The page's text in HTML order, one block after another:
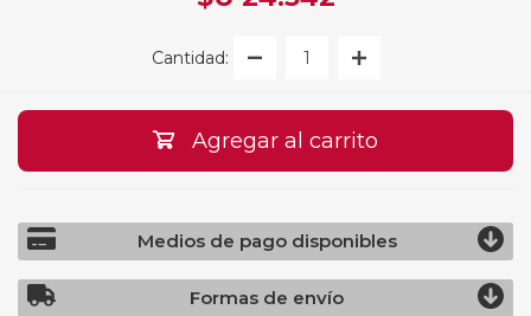
Cantidad:
Agregar al carrito
Medios de pago disponibles
Formas de envío